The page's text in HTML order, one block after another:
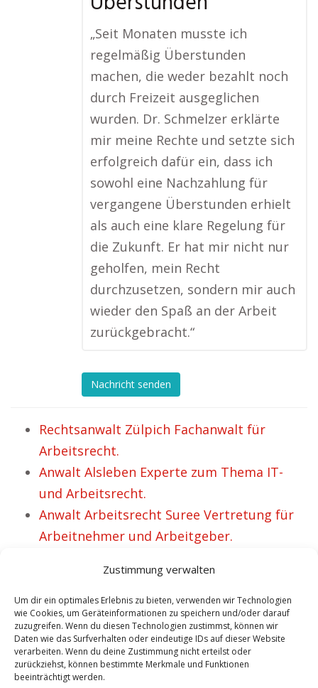
Zustimmung verwalten
Um dir ein optimales Erlebnis zu bieten, verwenden wir Technologien
wie Cookies, um Geräteinformationen zu speichern und/oder darauf
zuzugreifen. Wenn du diesen Technologien zustimmst, können wir
Daten wie das Surfverhalten oder eindeutige IDs auf dieser Website
verarbeiten. Wenn du deine Zustimmung nicht erteilst oder
zurückziehst, können bestimmte Merkmale und Funktionen
beeinträchtigt werden.
„Seit Monaten musste ich
regelmäßig Überstunden
machen, die weder bezahlt noch
durch Freizeit ausgeglichen
wurden. Dr. Schmelzer erklärte
mir meine Rechte und setzte sich
erfolgreich dafür ein, dass ich
sowohl eine Nachzahlung für
vergangene Überstunden erhielt
als auch eine klare Regelung für
die Zukunft. Er hat mir nicht nur
geholfen, mein Recht
durchzusetzen, sondern mir auch
wieder den Spaß an der Arbeit
zurückgebracht.“
Nachricht senden
Rechtsanwalt Zülpich Fachanwalt für
Arbeitsrecht.
Anwalt Alsleben Experte zum Thema IT-
und Arbeitsrecht.
Anwalt Arbeitsrecht Suree Vertretung für
Arbeitnehmer und Arbeitgeber.
Rechtsanwalt Wittstock Experte für
Arbeitsrecht und IT Recht.
Anwalt Arbeitsrecht Marktredwitz
Vertretung für Arbeitgeber.